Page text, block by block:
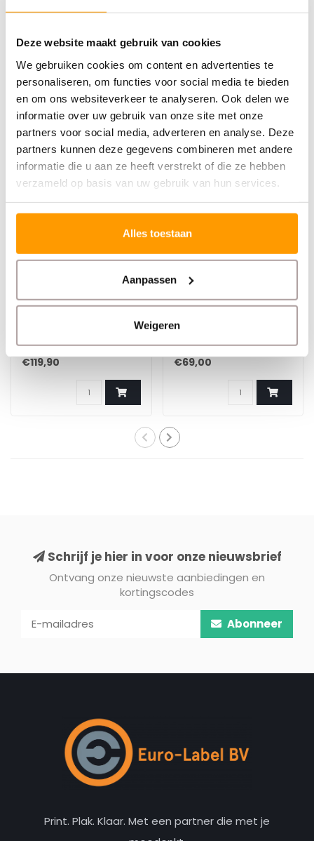
Deze website maakt gebruik van cookies
We gebruiken cookies om content en advertenties te
personaliseren, om functies voor social media te bieden
en om ons websiteverkeer te analyseren. Ook delen we
informatie over uw gebruik van onze site met onze
partners voor social media, adverteren en analyse. Deze
partners kunnen deze gegevens combineren met andere
informatie die u aan ze heeft verstrekt of die ze hebben
verzameld op basis van uw gebruik van hun services.
Alles toestaan
Aanpassen
Weigeren
eindresultaat!
Reviews
Gerelateerde producten
Wapeningsgaas 100
Duurzaam
€119,90
TECHNOTAPE
Wapeningsgaas 50
glasvezelgaas
€69,00
Schrijf je hier in voor onze nieuwsbrief
Ontvang onze nieuwste aanbiedingen en
kortingscodes
Abonneer
Print. Plak. Klaar. Met een partner die met je